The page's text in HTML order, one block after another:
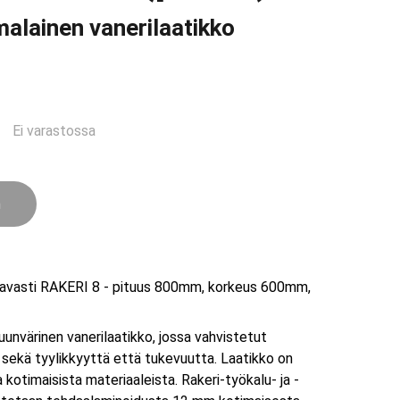
vanerilaatikko
Ei varastossa
RAKERI 8 - pituus 800mm, korkeus 600mm,
vanerilaatikko, jossa vahvistetut
tyylikkyyttä että tukevuutta. Laatikko on
materiaaleista. Rakeri-työkalu- ja -